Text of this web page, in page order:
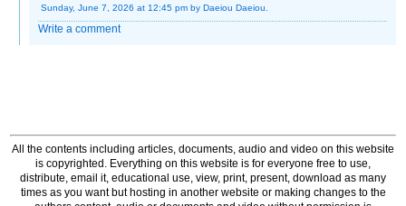
Sunday, June 7, 2026 at 12:45 pm by Daeiou Daeiou.
Write a comment
All the contents including articles, documents, audio and video on this website
is copyrighted. Everything on this website is for everyone free to use,
distribute, email it, educational use, view, print, present, download as many
times as you want but hosting in another website or making changes to the